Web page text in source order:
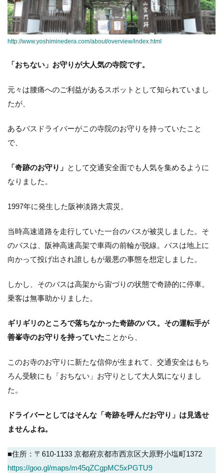
http://www.yoshiminedera.com/about/overview/index.html
「おちない」お守りが大人気の寺院です。
元々は腰痛へのご利益があるスポットとして知られていまし
たが、
あるバスドライバーがこの寺院のお守りを持っていたこと
で、
「奇跡のお守り」 として交通安全面でも人気を集めるように
なりました。
1997年に発生した阪神淡路大震災。
当時高速道路を走行していた一台のバスが被災しました。そ
のバスは、阪神高速高架で車両の前輪が脱線。バスは地上に
向かって投げ出され誰しもが最悪の事態を想定しました。
しかし、そのバスは高架から宙づりの状態で奇跡的に停車。
乗客は無事助かりました。
ギリギリのところで落ちなかった奇跡のバス。その運転手が
善峯寺のお守りを持っていたことから、
このお寺のお守りに新たな信仰が生まれて、交通安全はもち
ろん受験にも「おちない」お守りとして大人気になりまし
た。
ドライバーとしてはそんな「奇跡を呼んだお守り」は見逃せ
ませんよね。
■住所：〒610-1133 京都府京都市西京区大原野小塩町1372
https://goo.gl/maps/m45qZCgpMC5xPGTU9